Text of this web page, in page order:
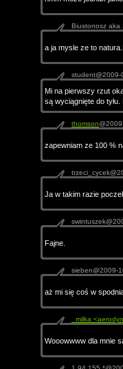
Biustonosz aka
a ja mysle ze to
Mi na pierwszy rzut
są wyciągnięte do
thomson
zapewniam ze 100 %
Ja w takim razie
Fajne.
sieben@2009-
aż mi się coś w
_milka
Wooowwww dla mnie